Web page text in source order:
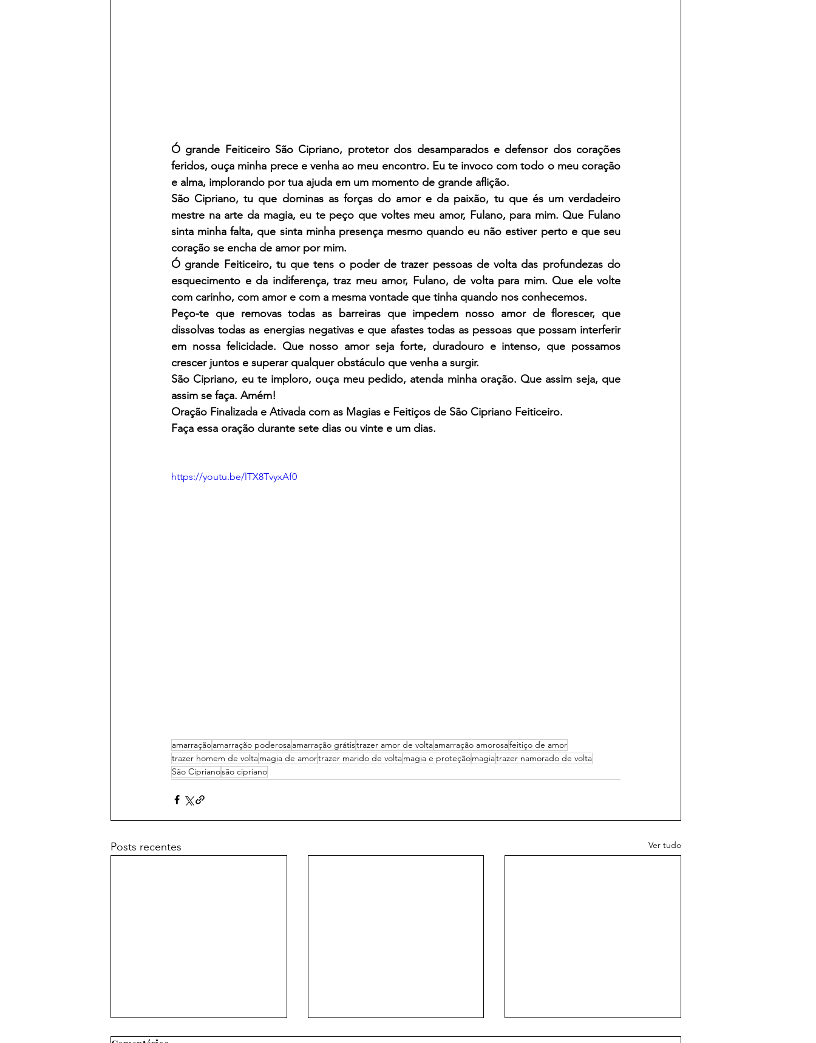
Ó grande Feiticeiro São Cipriano, protetor dos desamparados e defensor dos corações
feridos, ouça minha prece e venha ao meu encontro. Eu te invoco com todo o meu coração
e alma, implorando por tua ajuda em um momento de grande aflição.
São Cipriano, tu que dominas as forças do amor e da paixão, tu que és um verdadeiro
mestre na arte da magia, eu te peço que voltes meu amor, Fulano, para mim. Que Fulano
sinta minha falta, que sinta minha presença mesmo quando eu não estiver perto e que seu
coração se encha de amor por mim.
Ó grande Feiticeiro, tu que tens o poder de trazer pessoas de volta das profundezas do
esquecimento e da indiferença, traz meu amor, Fulano, de volta para mim. Que ele volte
com carinho, com amor e com a mesma vontade que tinha quando nos conhecemos.
Peço-te que removas todas as barreiras que impedem nosso amor de florescer, que
dissolvas todas as energias negativas e que afastes todas as pessoas que possam interferir
em nossa felicidade. Que nosso amor seja forte, duradouro e intenso, que possamos
crescer juntos e superar qualquer obstáculo que venha a surgir.
São Cipriano, eu te imploro, ouça meu pedido, atenda minha oração. Que assim seja, que
assim se faça. Amém!
Oração Finalizada e Ativada com as Magias e Feitiços de São Cipriano Feiticeiro.
Faça essa oração durante sete dias ou vinte e um dias.
https://youtu.be/lTX8TvyxAf0
amarraçãoamarração poderosaamarração grátistrazer amor de voltaamarração amorosafeitiço de amor
trazer homem de voltamagia de amortrazer marido de voltamagia e proteçãomagiatrazer namorado de volta
São Ciprianosão cipriano
Posts recentes Ver tudo